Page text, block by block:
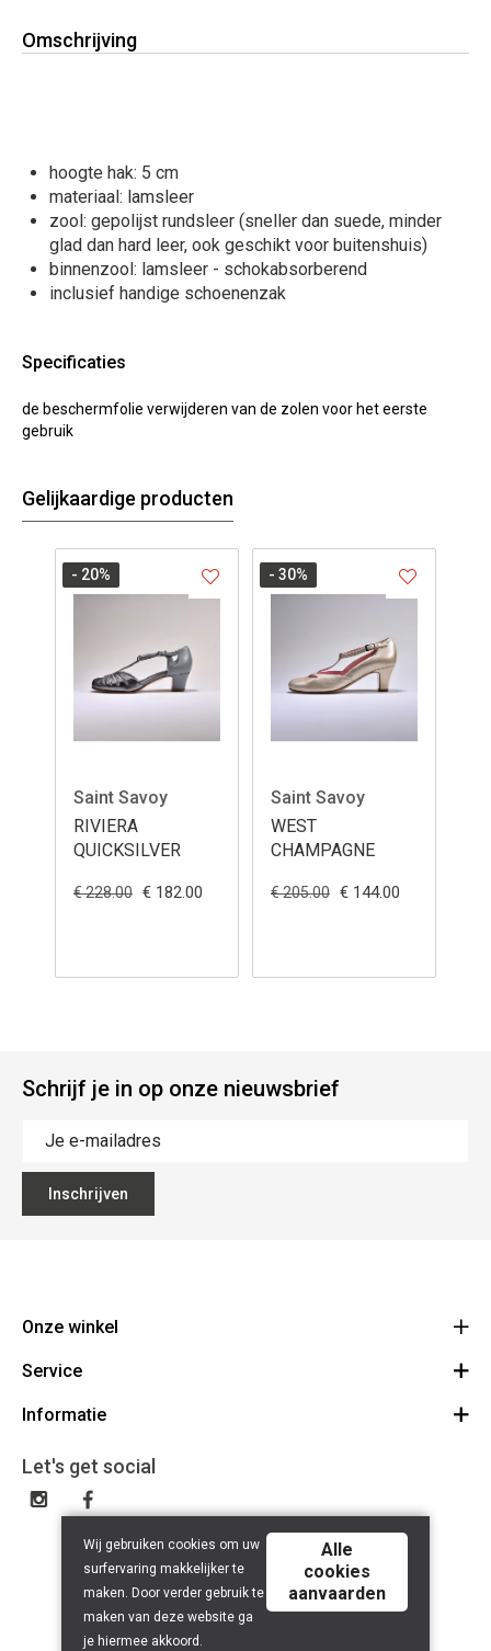
Omschrijving
hoogte hak: 5 cm
materiaal: lamsleer
zool: gepolijst rundsleer (sneller dan suede, minder
glad dan hard leer, ook geschikt voor buitenshuis)
binnenzool: lamsleer - schokabsorberend
inclusief handige schoenenzak
Specificaties
de beschermfolie verwijderen van de zolen voor het eerste
gebruik
Gelijkaardige producten
Saint Savoy
RIVIERA
QUICKSILVER
€ 228.00 € 182.00
- 20%
Saint Savoy
WEST
CHAMPAGNE
€ 205.00 € 144.00
- 30%
Schrijf je in op onze nieuwsbrief
Inschrijven
Onze winkel
PivotDancestore
Route
Open woensdag (10-18u) - vrijdag (14-18u) - zaterdag (10-18u)
Service
Klantenkaart
Herroepingsrecht
Contact
Informatie
Algemene Voorwaarden
Disclaimer
Let's get social
Wij gebruiken cookies om uw
surfervaring makkelijker te
maken. Door verder gebruik te
maken van deze website ga
je hiermee akkoord.
Alle
cookies
aanvaarden